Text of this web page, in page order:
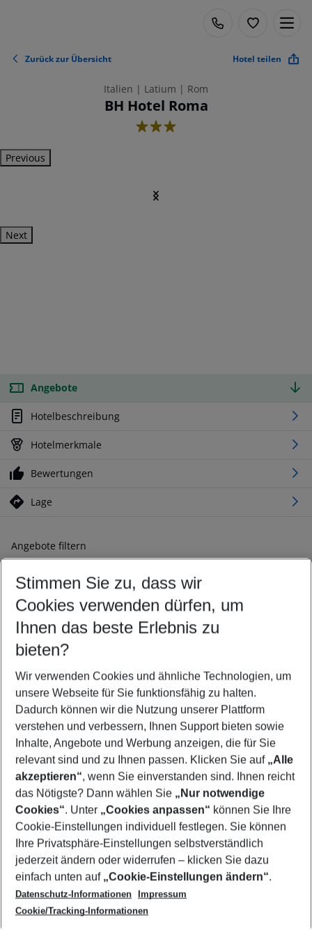
Zurück zur Übersicht Hotel teilen
Italien | Latium | Rom
BH Hotel Roma
3
Previous
Next
Angebote
Hotelbeschreibung
Hotelmerkmale
Bewertungen
Lage
Angebote filtern
Ändern Sie Ihre Kriterien nach Ihren Wünschen
Abflughafen wählen
Beliebiger Abflughafen
Reisezeitraum wählen
09.08.26– 07.08.27 5-8 Nächte
2 Erwachsene Keine Kinder
Mehr Filter anzeigen
Footer
Footer navigation
Über uns
AGB
Cookie-Einstellungen ändern
Cookie-Richtlinie
Datenschutz
Service & Hilfe
Barrierefreies Reisen
Check-in
Folgen Sie uns
Stimmen Sie zu, dass wir
Cookies verwenden dürfen, um
Ihnen das beste Erlebnis zu
bieten?
Wir verwenden Cookies und ähnliche Technologien, um
unsere Webseite für Sie funktionsfähig zu halten.
Dadurch können wir die Nutzung unserer Plattform
verstehen und verbessern, Ihnen Support bieten sowie
Inhalte, Angebote und Werbung anzeigen, die für Sie
relevant sind und zu Ihnen passen. Klicken Sie auf „Alle
akzeptieren“, wenn Sie einverstanden sind. Ihnen reicht
das Nötigste? Dann wählen Sie „Nur notwendige
Cookies“. Unter „Cookies anpassen“ können Sie Ihre
Cookie-Einstellungen individuell festlegen. Sie können
Ihre Privatsphäre-Einstellungen selbstverständlich
jederzeit ändern oder widerrufen – klicken Sie dazu
einfach unten auf „Cookie-Einstellungen ändern“.
Datenschutz-Informationen
Impressum
Cookie/Tracking-Informationen